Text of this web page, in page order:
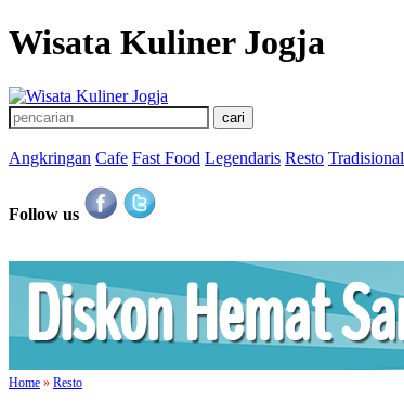
Wisata Kuliner Jogja
Angkringan Cafe Fast Food Legendaris Resto Tradisional
Follow us
Home » Resto